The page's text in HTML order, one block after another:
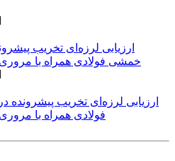
ارزیابی لرزه‌ای تخریب
فولادی همراه با